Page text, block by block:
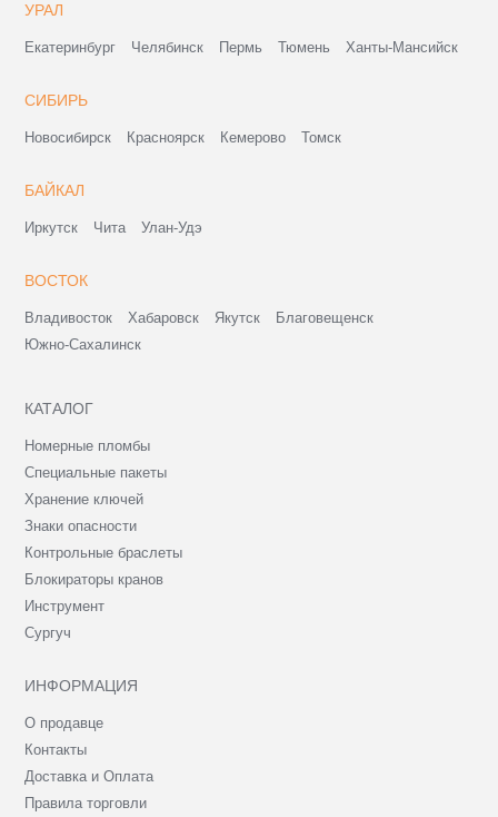
УРАЛ
Екатеринбург Челябинск Пермь Тюмень Ханты-Мансийск
СИБИРЬ
Новосибирск Красноярск Кемерово Томск
БАЙКАЛ
Иркутск Чита Улан-Удэ
ВОСТОК
Владивосток Хабаровск Якутск
Благовещенск
Южно-Сахалинск
КАТАЛОГ
Номерные пломбы
Специальные пакеты
Хранение ключей
Знаки опасности
Контрольные браслеты
Блокираторы кранов
Инструмент
Сургуч
ИНФОРМАЦИЯ
О продавце
Контакты
Доставка и Оплата
Правила торговли